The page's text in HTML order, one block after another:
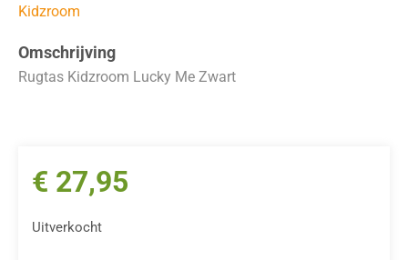
Kidzroom
Omschrijving
Rugtas Kidzroom Lucky Me Zwart
€ 27,95
Uitverkocht